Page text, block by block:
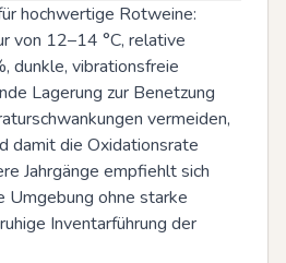
hochwertige Rotweine:
von 12–14 °C, relative
dunkle, vibrationsfreie
Lagerung zur Benetzung
vermeiden,
damit die Oxidationsrate
Jahrgänge empfiehlt sich
Umgebung ohne starke
Inventarführung der